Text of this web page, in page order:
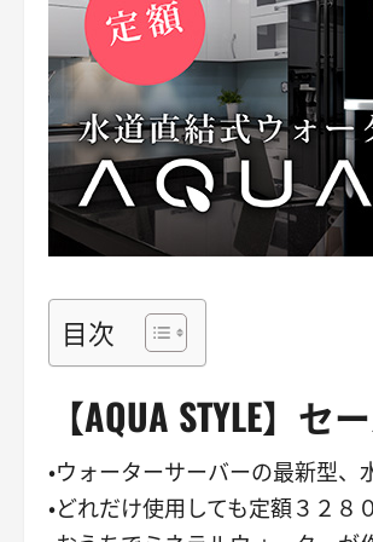
目次
【AQUA STYLE】
・ウォーターサーバーの最新型、
・どれだけ使用しても定額３２８